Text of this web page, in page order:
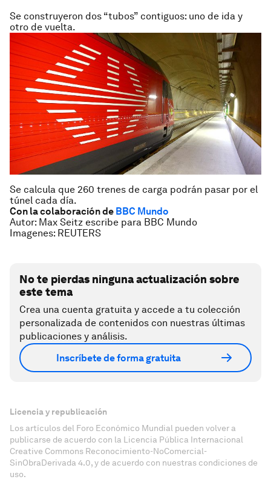
Se construyeron dos “tubos” contiguos: uno de ida y
otro de vuelta.
Se calcula que 260 trenes de carga podrán pasar por el
túnel cada día.
Con la colaboración de BBC Mundo
Autor: Max Seitz escribe para BBC Mundo
Imagenes: REUTERS
No te pierdas ninguna actualización sobre
este tema
Crea una cuenta gratuita y accede a tu colección
personalizada de contenidos con nuestras últimas
publicaciones y análisis.
Inscríbete de forma gratuita
Licencia y republicación
Los artículos del Foro Económico Mundial pueden volver a
publicarse de acuerdo con la Licencia Pública Internacional
Creative Commons Reconocimiento-NoComercial-
SinObraDerivada 4.0, y de acuerdo con nuestras condiciones de
uso.